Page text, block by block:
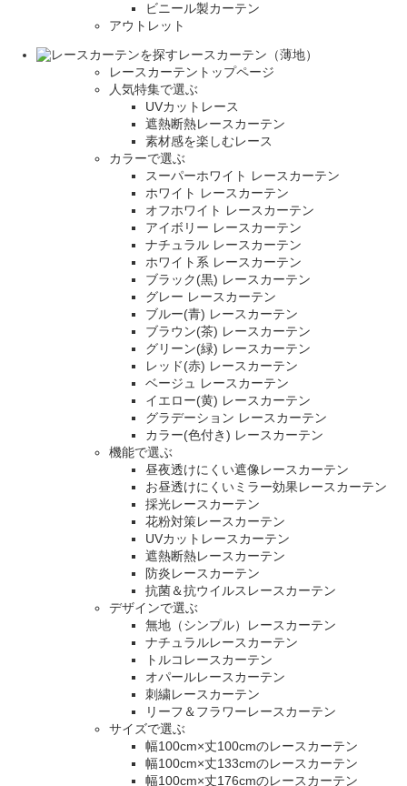
ビニール製カーテン
アウトレット
レースカーテン（薄地）
レースカーテントップページ
人気特集で選ぶ
UVカットレース
遮熱断熱レースカーテン
素材感を楽しむレース
カラーで選ぶ
スーパーホワイト レースカーテン
ホワイト レースカーテン
オフホワイト レースカーテン
アイボリー レースカーテン
ナチュラル レースカーテン
ホワイト系 レースカーテン
ブラック(黒) レースカーテン
グレー レースカーテン
ブルー(青) レースカーテン
ブラウン(茶) レースカーテン
グリーン(緑) レースカーテン
レッド(赤) レースカーテン
ベージュ レースカーテン
イエロー(黄) レースカーテン
グラデーション レースカーテン
カラー(色付き) レースカーテン
機能で選ぶ
昼夜透けにくい遮像レースカーテン
お昼透けにくいミラー効果レースカーテン
採光レースカーテン
花粉対策レースカーテン
UVカットレースカーテン
遮熱断熱レースカーテン
防炎レースカーテン
抗菌＆抗ウイルスレースカーテン
デザインで選ぶ
無地（シンプル）レースカーテン
ナチュラルレースカーテン
トルコレースカーテン
オパールレースカーテン
刺繍レースカーテン
リーフ＆フラワーレースカーテン
サイズで選ぶ
幅100cm×丈100cmのレースカーテン
幅100cm×丈133cmのレースカーテン
幅100cm×丈176cmのレースカーテン